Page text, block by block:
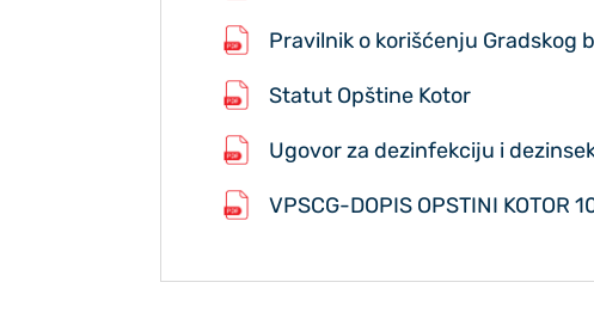
Pravilnik o korišćenju Gradskog
Statut Opštine Kotor
Ugovor za dezinfekciju i
VPSCG-DOPIS OPSTINI KOTOR